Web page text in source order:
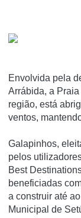
Envolvida pela
Arrábida, a
região, está
ventos,
Galapinhos,
pelos
Best
beneficiadas
a construir até
Municipal de